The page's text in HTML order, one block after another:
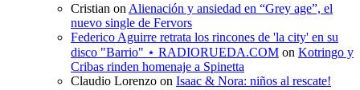
Cristian on Alienación y ansiedad en “Grey age”, el
nuevo single de Fervors
Federico Aguirre retrata los rincones de 'la city' en su
disco "Barrio" ⋆ RADIORUEDA.COM on Kotringo y
Cribas rinden homenaje a Spinetta
Claudio Lorenzo on Isaac & Nora: niños al rescate!